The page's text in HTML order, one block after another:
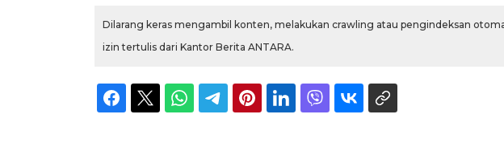
Dilarang keras mengambil konten, melakukan crawling atau pengindeksan
izin tertulis dari Kantor Berita ANTARA.